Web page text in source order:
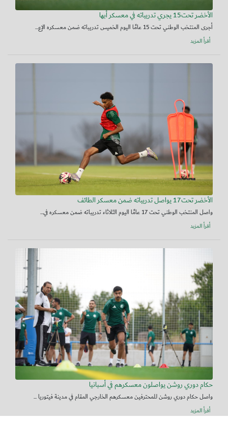
الأخضر تحت15 يجري تدريباته في معسكر أبها
أجرى المنتخب الوطني تحت 15 عامًا اليوم الخميس تدريباته ضمن معسكره الإع...
أقرأ المزيد
الأخضر تحت17 يواصل تدريباته ضمن معسكر الطائف
واصل المنتخب الوطني تحت 17 عامًا اليوم الثلاثاء تدريباته ضمن معسكره في...
أقرأ المزيد
حكام دوري روشن يواصلون معسكرهم في أسبانيا
واصل حكام دوري روشن للمحترفين معسكرهم الخارجي المقام في مدينة فيتوريا ...
أقرأ المزيد